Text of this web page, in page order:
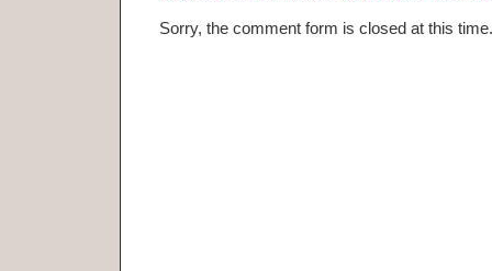
Sorry, the comment form is closed at this time.